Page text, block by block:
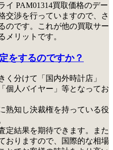
イ PAM01314買取価格のデー
交渉を行っていますので、さ
のです。これが他の買取サー
メリットです。
をするのですか？
く分けて「国内外時計店」
個人バイヤー」等となってお
熟知し決裁権を持っている役
定結果を期待できます。また
おりますので、国際的な相場